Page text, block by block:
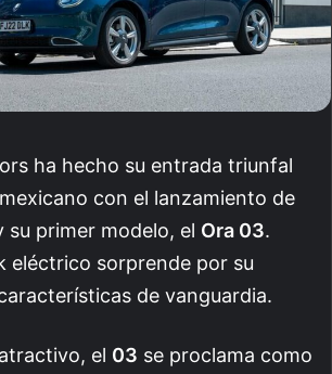
ha hecho su entrada triunfal
con el lanzamiento de
su primer modelo, el Ora 03.
eléctrico sorprende por su
de vanguardia.
el 03 se proclama como